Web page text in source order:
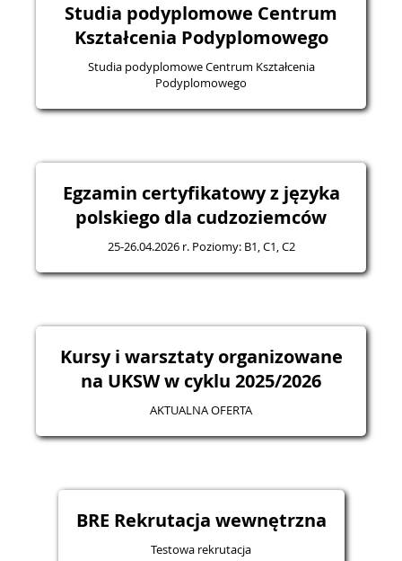
Studia podyplomowe Centrum
Kształcenia Podyplomowego
Studia podyplomowe Centrum Kształcenia
Podyplomowego
Egzamin certyfikatowy z języka
polskiego dla cudzoziemców
25-26.04.2026 r. Poziomy: B1, C1, C2
Kursy i warsztaty organizowane
na UKSW w cyklu 2025/2026
AKTUALNA OFERTA
BRE Rekrutacja wewnętrzna
Testowa rekrutacja